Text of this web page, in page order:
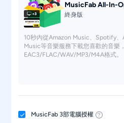
MusicFab All-In-
終身版
10秒內從Amazon Music、Spotify
Music等音樂服務下載您喜歡的音樂
EAC3/FLAC/WAV/MP3/M4A格式。
MusicFab 3部電腦授權